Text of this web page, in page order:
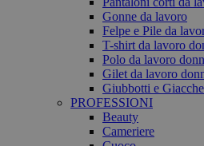
Gonne da lavoro
Felpe e Pile da
T-shirt da lavoro
Polo da lavoro
Gilet da lavoro
Giubbotti e
PROFESSIONI
Beauty
Cameriere